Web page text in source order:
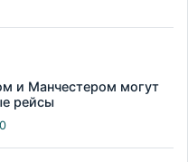
и Манчестером могут
рейсы
0